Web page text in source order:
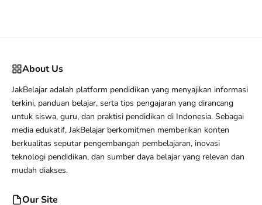
About Us
JakBelajar adalah platform pendidikan yang menyajikan informasi
terkini, panduan belajar, serta tips pengajaran yang dirancang
untuk siswa, guru, dan praktisi pendidikan di Indonesia. Sebagai
media edukatif, JakBelajar berkomitmen memberikan konten
berkualitas seputar pengembangan pembelajaran, inovasi
teknologi pendidikan, dan sumber daya belajar yang relevan dan
mudah diakses.
Our Site